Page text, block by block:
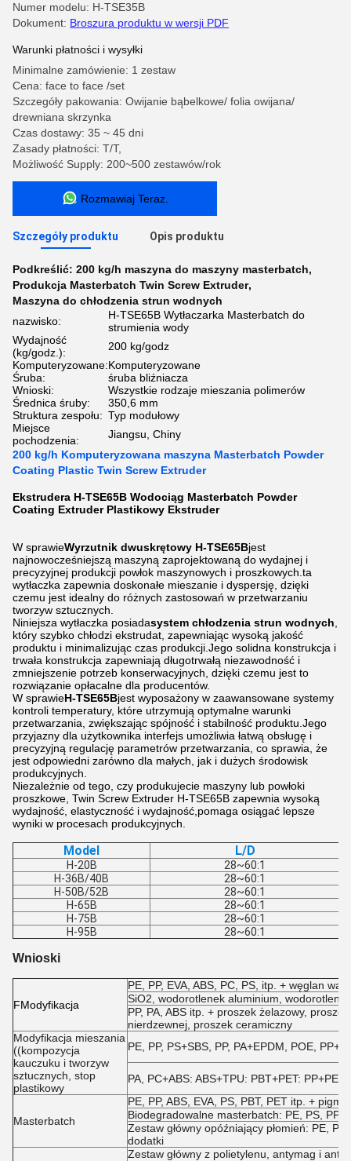
Numer modelu: H-TSE35B
Dokument: Broszura produktu w wersji PDF
Warunki płatności i wysyłki
Minimalne zamówienie: 1 zestaw
Cena: face to face /set
Szczegóły pakowania: Owijanie bąbelkowe/ folia owijana/
drewniana skrzynka
Czas dostawy: 35 ~ 45 dni
Zasady płatności: T/T,
Możliwość Supply: 200~500 zestawów/rok
Rozmawiaj Teraz.
Szczegóły produktu Opis produktu
Podkreślić: 200 kg/h maszyna do maszyny masterbatch,
Produkcja Masterbatch Twin Screw Extruder,
Maszyna do chłodzenia strun wodnych
nazwisko:
H-TSE65B Wytłaczarka Masterbatch do
strumienia wody
Wydajność
(kg/godz.):
200 kg/godz
Komputeryzowane:Komputeryzowane
Śruba:
śruba bliźniacza
Wnioski:
Wszystkie rodzaje mieszania polimerów
Średnica śruby:
350,6 mm
Struktura zespołu: Typ modułowy
Miejsce
pochodzenia:
Jiangsu, Chiny
200 kg/h Komputeryzowana maszyna Masterbatch Powder
Coating Plastic Twin Screw Extruder
Ekstrudera H-TSE65B Wodociąg Masterbatch Powder
Coating Extruder Plastikowy Ekstruder
W sprawieWyrzutnik dwuskrętowy H-TSE65Bjest
najnowocześniejszą maszyną zaprojektowaną do wydajnej i
precyzyjnej produkcji powłok maszynowych i proszkowych.ta
wytłaczka zapewnia doskonałe mieszanie i dyspersję, dzięki
czemu jest idealny do różnych zastosowań w przetwarzaniu
tworzyw sztucznych.
Niniejsza wytłaczka posiadasystem chłodzenia strun wodnych
który szybko chłodzi ekstrudat, zapewniając wysoką jakość
produktu i minimalizując czas produkcji.Jego solidna konstrukcja i
trwała konstrukcja zapewniają długotrwałą niezawodność i
zmniejszenie potrzeb konserwacyjnych, dzięki czemu jest to
rozwiązanie opłacalne dla producentów.
W sprawieH-TSE65Bjest wyposażony w zaawansowane systemy
kontroli temperatury, które utrzymują optymalne warunki
przetwarzania, zwiększając spójność i stabilność produktu.Jego
przyjazny dla użytkownika interfejs umożliwia łatwą obsługę i
precyzyjną regulację parametrów przetwarzania, co sprawia, że
jest odpowiedni zarówno dla małych, jak i dużych środowisk
produkcyjnych.
Niezależnie od tego, czy produkujecie maszyny lub powłoki
proszkowe, Twin Screw Extruder H-TSE65B zapewnia wysoką
wydajność, elastyczność i wydajność,pomaga osiągać lepsze
wyniki w procesach produkcyjnych.
Model L/D
H-20B
28~60:1
H-36B/40B
28~60:1
H-50B/52B
28~60:1
H-65B
28~60:1
H-75B
28~60:1
H-95B
28~60:1
Wnioski
FModyfikacja
PE, PP, EVA, ABS, PC, PS, itp. + węglan
SiO2, wodorotlenek aluminium,
PP, PA, ABS itp. + proszek żelazowy,
nierdzewnej, proszek ceramiczny
Modyfikacja mieszania
((kompozycja
kauczuku i tworzyw
sztucznych, stop
plastikowy
PE, PP, PS+SBS, PP, PA+EPDM, POE,
PA, PC+ABS: ABS+TPU: PBT+PET: PP+PE
Masterbatch
PE, PP, ABS, EVA, PS, PBT, PET itp. +
Biodegradowalne masterbatch: PE, PS, PP
Zestaw główny opóźniający płomień: PE,
dodatki
Zestaw główny z polietylenu, antymag i